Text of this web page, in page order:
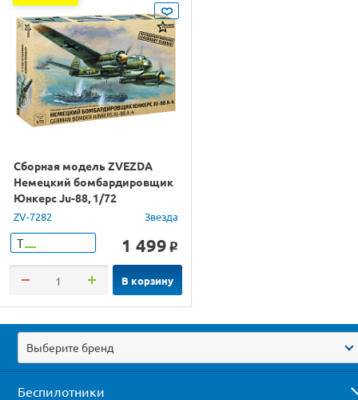
Сборная модель ZVEZDA
Немецкий бомбардировщик
Юнкерс Ju-88, 1/72
ZV-7282 Звезда
Т 1 499 o
В корзину
Выберите бренд
Беспилотники